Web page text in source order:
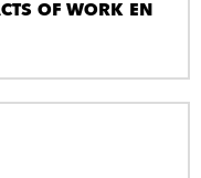
OF WORK EN